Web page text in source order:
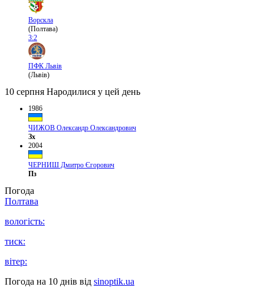
Ворскла
(Полтава)
3:2
ПФК Львів
(Львів)
10 серпня Народилися у цей день
1986
ЧИЖОВ Олександр Олександрович
Зх
2004
ЧЕРНИШ Дмитро Єгорович
Пз
Погода
Полтава
вологість:
тиск:
вітер:
Погода на 10 днів від sinoptik.ua